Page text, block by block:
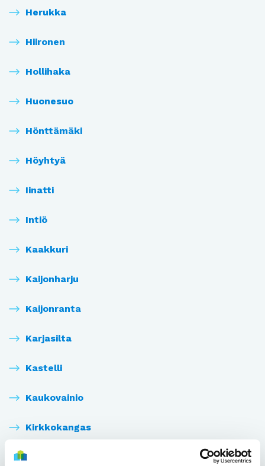
Herukka
Hiironen
Hollihaka
Huonesuo
Hönttämäki
Höyhtyä
Iinatti
Intiö
Kaakkuri
Kaijonharju
Kaijonranta
Karjasilta
Kastelli
Kaukovainio
Kirkkokangas
Kiulukangas